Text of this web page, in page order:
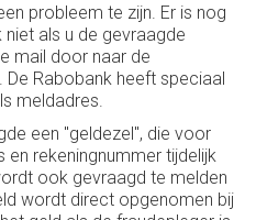
probleem te zijn. Er is nog
als u de gevraagde
mail door naar de
Rabobank heeft speciaal
meldadres.
een "geldezel", die voor
en rekeningnummer tijdelijk
ook gevraagd te melden
wordt direct opgenomen bij